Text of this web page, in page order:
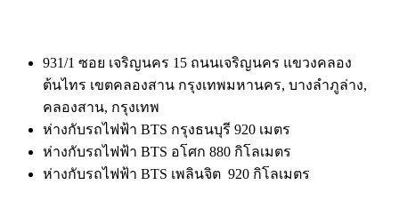
931/1 ซอย เจริญนคร 15 ถนนเจริญนคร แขวงคลอง
ต้นไทร เขตคลองสาน กรุงเทพมหานคร, บางลำภูล่าง,
คลองสาน, กรุงเทพ
ห่างกับรถไฟฟ้า BTS กรุงธนบุรี 920 เมตร
ห่างกับรถไฟฟ้า BTS อโศก 880 กิโลเมตร
ห่างกับรถไฟฟ้า BTS เพลินจิต 920 กิโลเมตร